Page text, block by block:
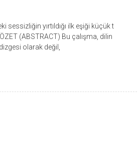
sessizliğin yırtıldığı ilk eşiği küçük t
(ABSTRACT) Bu çalışma, dilin
olarak değil,